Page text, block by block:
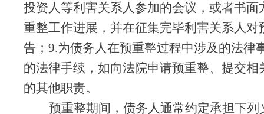
投资人等利害关系人参加的会议，或者书
重整工作进展，并在征集完毕利害关系人
告；9.为债务人在预重整过程中涉及的法
的法律手续，如向法院申请预重整、提交
的其他职责。
预重整期间，债务人通常约定承担下列